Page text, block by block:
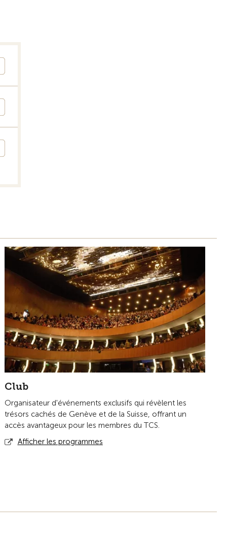
Club
Organisateur d'événements exclusifs qui révèlent les
trésors cachés de Genève et de la Suisse, offrant un
accès avantageux pour les membres du TCS.
Afficher les programmes